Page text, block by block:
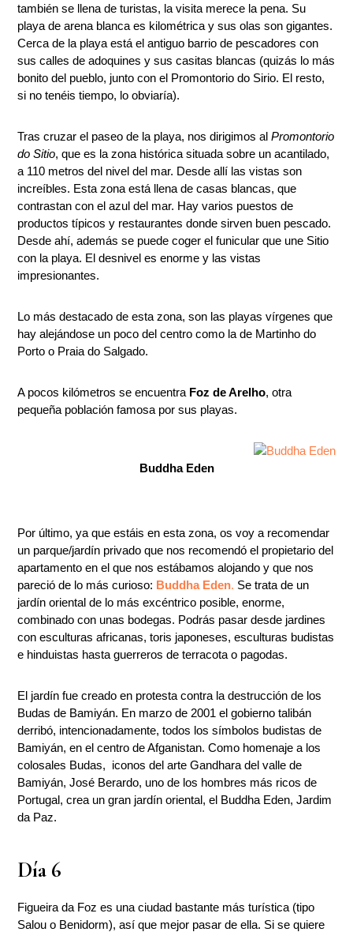
también se llena de turistas, la visita merece la pena. Su
playa de arena blanca es kilométrica y sus olas son gigantes.
Cerca de la playa está el antiguo barrio de pescadores con
sus calles de adoquines y sus casitas blancas (quizás lo más
bonito del pueblo, junto con el Promontorio do Sirio. El resto,
si no tenéis tiempo, lo obviaría).
Tras cruzar el paseo de la playa, nos dirigimos alPromontorio
do Sitio, que es la zona histórica situada sobre un acantilado,
a 110 metros del nivel del mar. Desde allí las vistas son
increíbles. Esta zona está llena de casas blancas, que
contrastan con el azul del mar. Hay varios puestos de
productos típicos y restaurantes donde sirven buen pescado.
Desde ahí, además se puede coger el funicular que une Sitio
con la playa. El desnivel es enorme y las vistas
impresionantes.
Lo más destacado de esta zona, son las playas vírgenes que
hay alejándose un poco del centro como la de Martinho do
Porto o Praia do Salgado.
A pocos kilómetros se encuentra Foz de Arelho, otra
pequeña población famosa por sus playas.
Buddha Eden
Por último, ya que estáis en esta zona, os voy a recomendar
un parque/jardín privado que nos recomendó el propietario del
apartamento en el que nos estábamos alojando y que nos
pareció de lo más curioso: Buddha Eden. Se trata de un
jardín oriental de lo más excéntrico posible, enorme,
combinado con unas bodegas. Podrás pasar desde jardines
con esculturas africanas, toris japoneses, esculturas budistas
e hinduistas hasta guerreros de terracota o pagodas.
El jardín fue creado en protesta contra la destrucción de los
Budas de Bamiyán. En marzo de 2001 el gobierno talibán
derribó, intencionadamente, todos los símbolos budistas de
Bamiyán, en el centro de Afganistan. Como homenaje a los
colosales Budas, iconos del arte Gandhara del valle de
Bamiyán, José Berardo, uno de los hombres más ricos de
Portugal, crea un gran jardín oriental, el Buddha Eden, Jardim
da Paz.
Día 6
Figueira da Foz es una ciudad bastante más turística (tipo
Salou o Benidorm), así que mejor pasar de ella. Si se quiere